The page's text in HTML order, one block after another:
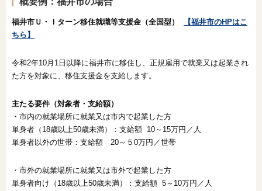
福井市Ｕ・Ｉターン移住就職等支援金（全国型）
【福井市のHPはこ
ちら】
令和2年10月1日以降に福井市に移住し、正規雇用で就業又は起業され
た方を対象に、移住支援金を支給します。
主たる要件（対象者・支給額）
・市内の就業場所に就業又は市内で起業した方
単身者（18歳以上50歳未満）：支給額 10～15万円／人
単身者以外の世帯：支給額 20～５0万円／世帯
・市外の就業場所に就業又は市外で起業した方
単身者向け（18歳以上50歳未満）：支給額 5～10万円／人